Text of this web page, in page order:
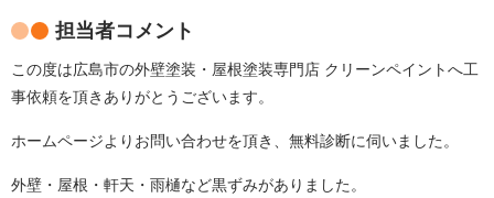
担当者コメント
この度は広島市の外壁塗装・屋根塗装専門店 クリーンペイントへ工
事依頼を頂きありがとうございます。
ホームページよりお問い合わせを頂き、無料診断に伺いました。
外壁・屋根・軒天・雨樋など黒ずみがありました。